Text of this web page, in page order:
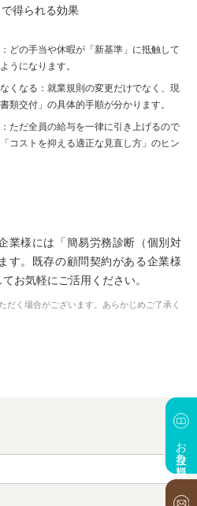
お役立ち資料
得られる効果
どの手当や休暇が「新基準」に抵触して
うになります。
くなる：就業規則の変更だけでなく、現
類交付」の具体的手順が分かります。
ただ全員の給与を一律に引き上げるので
コストを抑える適正な見直し方」のヒン
業様には「簡易労務診断（個別対
す。既存の顧問契約がある企業様
お気軽にご活用ください。
だく場合がございます。あらかじめご了承く